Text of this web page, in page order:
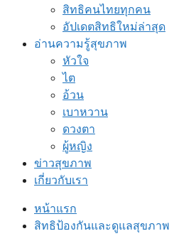
สิทธิคนไทยทุกคน
อัปเดตสิทธิใหม่ล่าสุด
อ่านความรู้สุขภาพ
หัวใจ
ไต
อ้วน
เบาหวาน
ดวงตา
ผู้หญิง
ข่าวสุขภาพ
เกี่ยวกับเรา
หน้าแรก
สิทธิป้องกันและดูแลสุขภาพ